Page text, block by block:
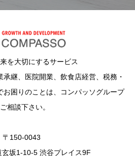
を大切にするサービス
継、医院開業、飲食店経営、税務・
お困りのことは、コンパッソグループ
相談下さい。
〒150-0043
坂1-10-5 渋谷プレイス9F